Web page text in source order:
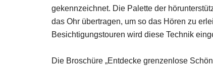
gekennzeichnet. Die Palette der
das Ohr übertragen, um so das Hören zu
Besichtigungstouren wird diese Technik
Die Broschüre „Entdecke grenzenlose